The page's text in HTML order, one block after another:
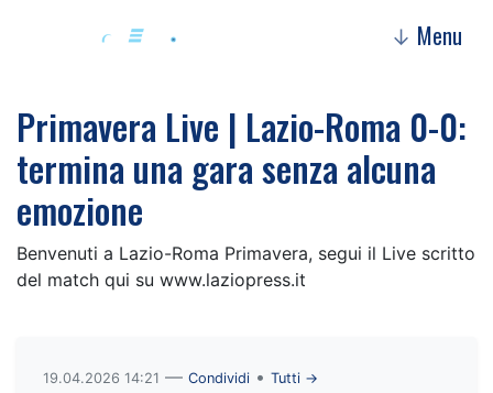
↓ Menu
Primavera Live | Lazio-Roma 0-0:
termina una gara senza alcuna
emozione
Benvenuti a Lazio-Roma Primavera, segui il Live scritto
del match qui su www.laziopress.it
19.04.2026 14:21 — Condividi • Tutti →